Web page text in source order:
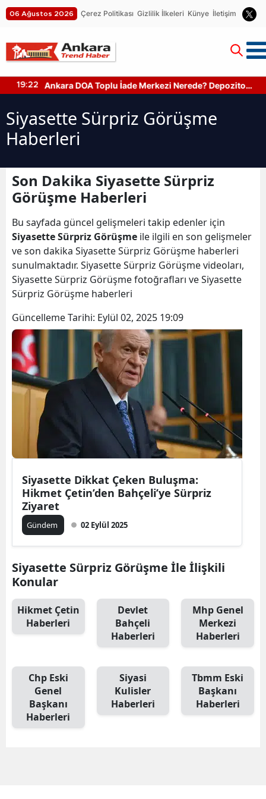
06 Ağustos 2026 Çerez Politikası Gizlilik İlkeleri Künye İletişim
19:22
Ankara DOA Toplu İade Merkezi Nerede? Depozito
Siyasette Sürpriz Görüşme
Haberleri
Son Dakika Siyasette Sürpriz
Görüşme Haberleri
Bu sayfada güncel gelişmeleri takip edenler için
Siyasette Sürpriz Görüşme ile ilgili en son gelişmeler
ve son dakika Siyasette Sürpriz Görüşme haberleri
sunulmaktadır. Siyasette Sürpriz Görüşme videoları,
Siyasette Sürpriz Görüşme fotoğrafları ve Siyasette
Sürpriz Görüşme haberleri
Güncelleme Tarihi: Eylül 02, 2025 19:09
Siyasette Dikkat Çeken Buluşma:
Hikmet Çetin’den Bahçeli’ye Sürpriz
Ziyaret
Gündem 02 Eylül 2025
Siyasette Sürpriz Görüşme İle İlişkili
Konular
Hikmet Çetin
Haberleri
Devlet
Bahçeli
Haberleri
Mhp Genel
Merkezi
Haberleri
Chp Eski
Genel
Başkanı
Haberleri
Siyasi
Kulisler
Haberleri
Tbmm Eski
Başkanı
Haberleri